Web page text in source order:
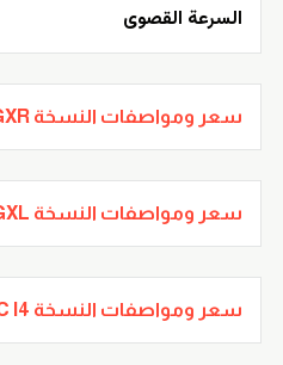
السرعة القصوى
سعر ومواصفات النسخة 2.4TC I4 GXR دفع رباعي
سعر ومواصفات النسخة 2.4TC I4 GXL دفع رباعي
سعر ومواصفات النسخة 2.4TC I4 ادفنتشر دفع رباعي